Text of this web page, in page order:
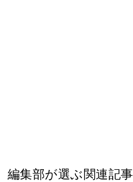
編集部が選ぶ関連記事